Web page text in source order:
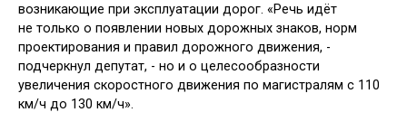
возникающие при эксплуатации дорог. «Речь идёт
не только о появлении новых дорожных знаков, норм
проектирования и правил дорожного движения, -
подчеркнул депутат, - но и о целесообразности
увеличения скоростного движения по магистралям с 110
км/ч до 130 км/ч».